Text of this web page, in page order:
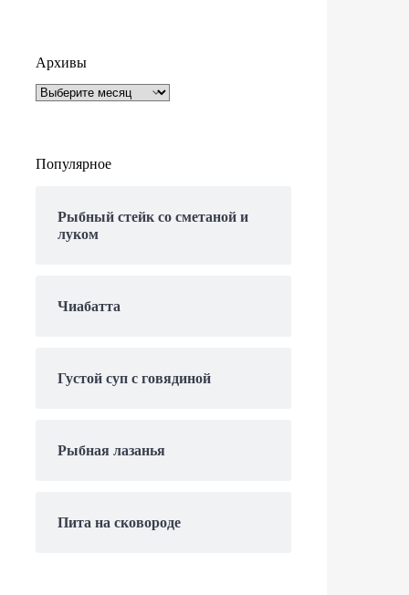
Архивы
Архивы
Популярное
Рыбный стейк со сметаной и
луком
Чиабатта
Густой суп с говядиной
Рыбная лазанья
Пита на сковороде